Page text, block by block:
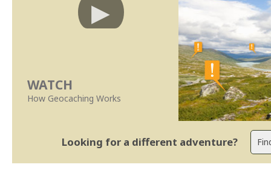
WATCH
How Geocaching Works
Looking for a different adventure?